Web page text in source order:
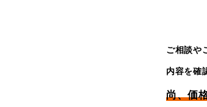
ご相談や
内容を確
尚、価